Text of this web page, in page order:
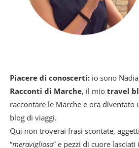
Piacere di conoscerti: io sono
Racconti di Marche, il mio travel
raccontare le Marche e ora diventato
blog di viaggi.
Qui non troverai frasi scontate,
“meraviglioso” e pezzi di cuore